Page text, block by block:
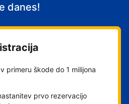
danes!
primeru škode do 1 milijona
prvo rezervacijo